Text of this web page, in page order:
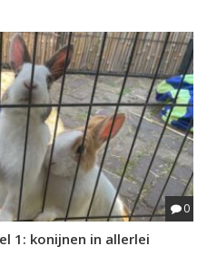
0
1: konijnen in allerlei